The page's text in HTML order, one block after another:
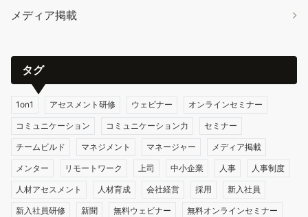
メディア掲載
タグ
1on1 アセスメント研修 ウェビナー オンラインセミナー
コミュニケーション コミュニケーション力 セミナー
チームビルド マネジメント マネージャー メディア掲載
メンター リモートワーク 上司 中小企業 人事 人事制度
人材アセスメント 人材育成 会社経営 採用 新入社員
新入社員研修 新聞 無料ウェビナー 無料オンラインセミナー